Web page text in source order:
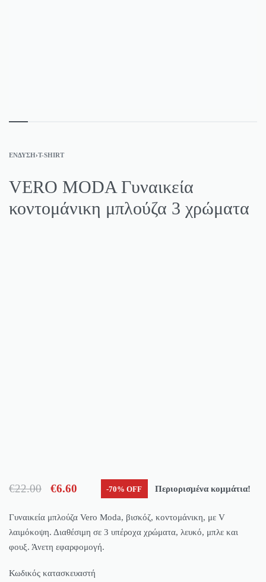
ΈΝΔΥΣΗ›T-SHIRT
VERO MODA Γυναικεία
κοντομάνικη μπλούζα 3 χρώματα
€22.00 €6.60 -70% OFF Περιορισμένα κομμάτια!
Γυναικεία μπλούζα Vero Moda, βισκόζ, κοντομάνικη, με V
λαιμόκοψη. Διαθέσιμη σε 3 υπέροχα χρώματα, λευκό, μπλε και
φουξ. Άνετη εφαρφομογή.
Κωδικός κατασκευαστή